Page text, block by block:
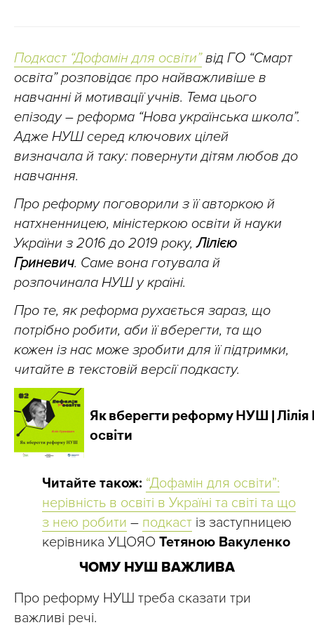
Подкаст “Дофамін для освіти”від ГО “Смарт
освіта” розповідає про найважливіше в
навчанні й мотивації учнів. Тема цього
епізоду – реформа “Нова українська школа”.
Адже НУШ серед ключових цілей
визначала й таку: повернути дітям любов до
навчання.
Про реформу поговорили з її авторкою й
натхненницею, міністеркою освіти й науки
України з 2016 до 2019 року,Лілією
Гриневич. Саме вона готувала й
розпочинала НУШ у країні.
Про те, як реформа рухається зараз, що
потрібно робити, аби її вберегти, та що
кожен із нас може зробити для її підтримки,
читайте в текстовій версії подкасту.
Читайте також: “Дофамін для освіти”:
нерівність в освіті в Україні та світі та що
з нею робити – подкаст із заступницею
керівника УЦОЯО Тетяною Вакуленко
ЧОМУ НУШ ВАЖЛИВА
Про реформу НУШ треба сказати три
важливі речі.